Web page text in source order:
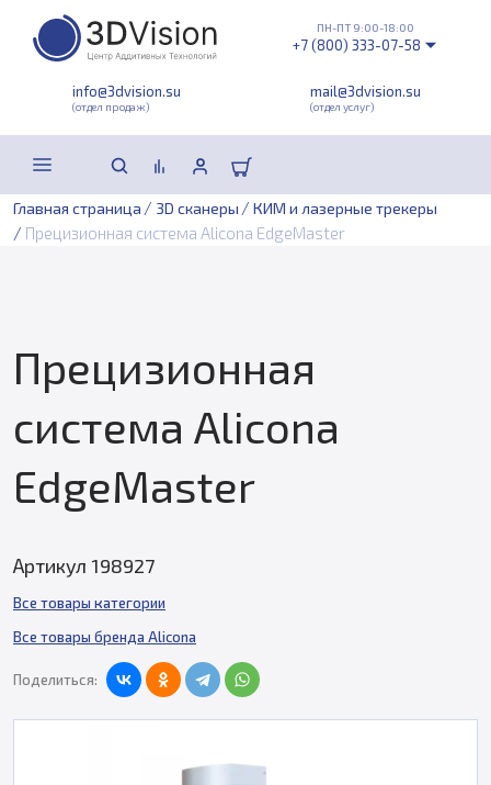
info@3dvision.su
(отдел продаж)
mail@3dvision.su
(отдел услуг)
ПН-ПТ 9:00-18:00
+7 (800) 333-07-58
Главная страница / 3D сканеры / КИМ и лазерные трекеры
/ Прецизионная система Alicona EdgeMaster
Прецизионная
система Alicona
EdgeMaster
Артикул 198927
Все товары категории
Все товары бренда Alicona
Поделиться: